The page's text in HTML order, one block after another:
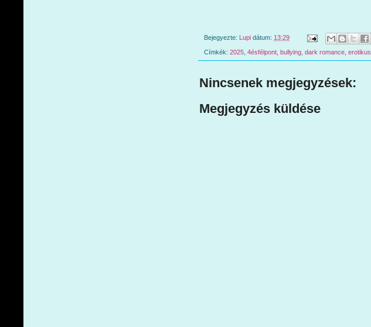
Bejegyezte: Lupi dátum: 13:29
Címkék: 2025 4ésfélpont bullying dark romance erotikus
Nincsenek megjegyzések:
Megjegyzés küldése